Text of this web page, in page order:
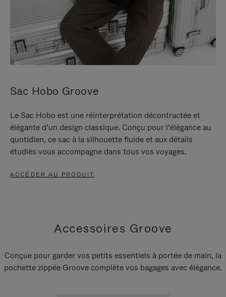
Sac Hobo Groove
Le Sac Hobo est une réinterprétation décontractée et
élégante d’un design classique. Conçu pour l’élégance au
quotidien, ce sac à la silhouette fluide et aux détails
étudiés vous accompagne dans tous vos voyages.
ACCÉDER AU PRODUIT
Accessoires Groove
Conçue pour garder vos petits essentiels à portée de main, la
pochette zippée Groove complète vos bagages avec élégance.